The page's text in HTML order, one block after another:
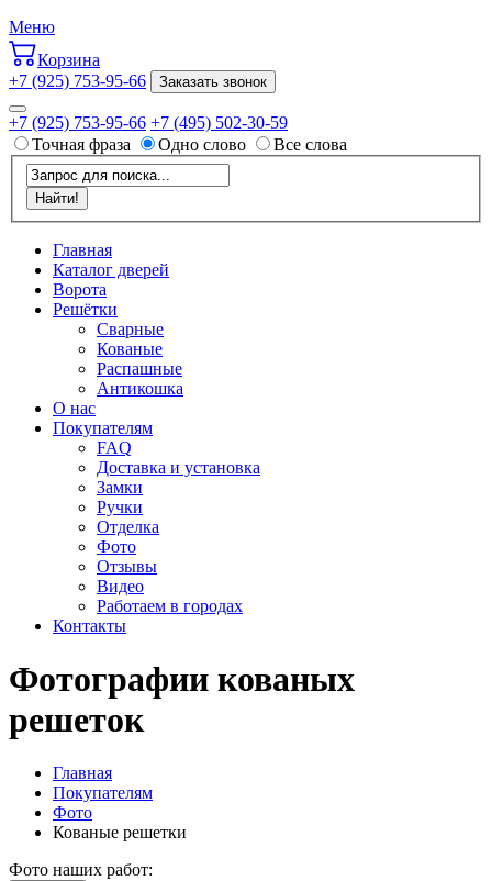
Меню
Корзина
+7 (925) 753-95-66
Заказать звонок
+7 (925) 753-95-66 +7 (495) 502-30-59
Точная фраза
Одно слово Все слова
Главная
Каталог дверей
Ворота
Решётки
Сварные
Кованые
Распашные
Антикошка
О нас
Покупателям
FAQ
Доставка и установка
Замки
Ручки
Отделка
Фото
Отзывы
Видео
Работаем в городах
Контакты
Фотографии кованых
решеток
Главная
Покупателям
Фото
Кованые решетки
Фото наших работ: